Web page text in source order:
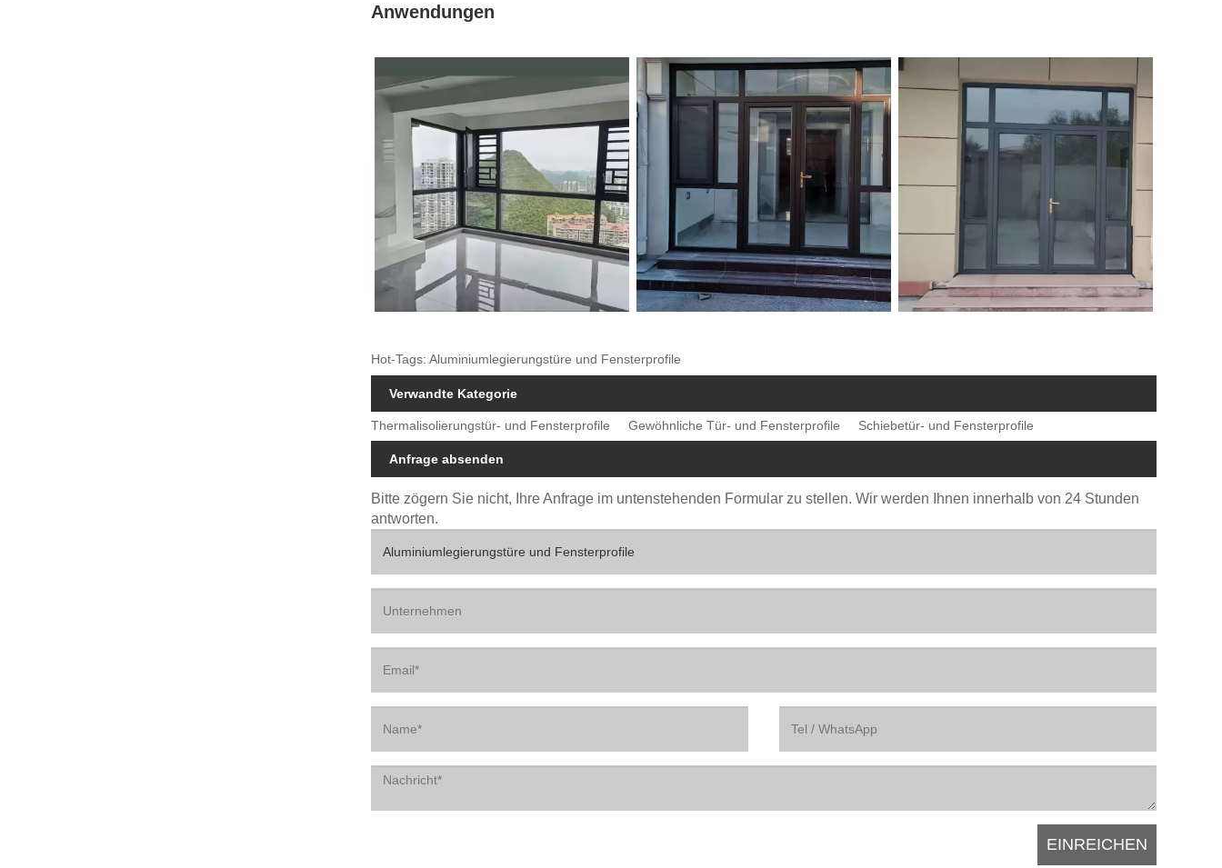
Anwendungen
Hot-Tags: Aluminiumlegierungstüre und Fensterprofile
Verwandte Kategorie
Thermalisolierungstür- und Fensterprofile Gewöhnliche Tür- und Fensterprofile Schiebetür- und Fensterprofile
Anfrage absenden
Bitte zögern Sie nicht, Ihre Anfrage im untenstehenden Formular zu stellen. Wir werden Ihnen innerhalb von 24 Stunden
antworten.